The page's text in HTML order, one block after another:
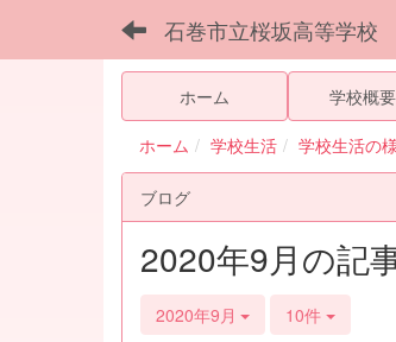
石巻市立桜坂高等学校
ホーム 学校概要
ホーム 学校生活 学校生活の
ブログ
2020年9月の記
2020年9月 10件